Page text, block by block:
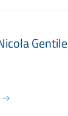
Gentile